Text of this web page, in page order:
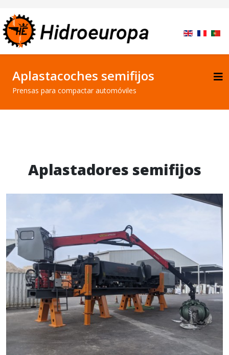
Aplastacoches semifijos
Prensas para compactar automóviles
Aplastadores semifijos